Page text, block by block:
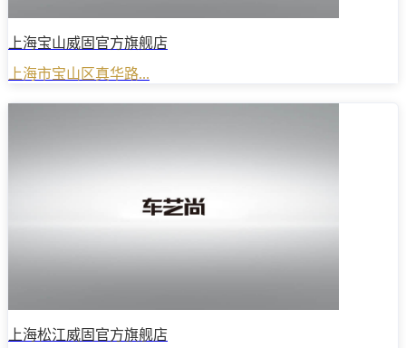
上海宝山威固官方旗舰店
上海市宝山区真华路...
上海松江威固官方旗舰店